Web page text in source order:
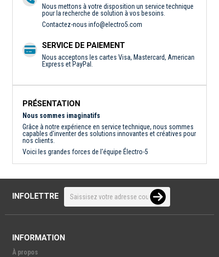
Nous mettons à votre disposition un service technique
pour la recherche de solution à vos besoins.
Contactez-nous info@electro5.com
SERVICE DE PAIEMENT
Nous acceptons les cartes Visa, Mastercard, American
Express et PayPal.
PRÉSENTATION
Nous sommes imaginatifs
Grâce à notre expérience en service technique, nous sommes
capables d'inventer des solutions innovantes et créatives pour
nos clients.
Voici les grandes forces de l'équipe Électro-5
INFOLETTRE
INFORMATION
À propos